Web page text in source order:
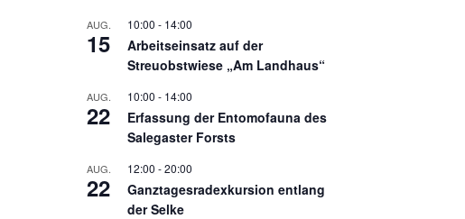
AUG.
15
10:00 - 14:00
Arbeitseinsatz auf der
Streuobstwiese „Am Landhaus“
AUG.
22
10:00 - 14:00
Erfassung der Entomofauna des
Salegaster Forsts
AUG.
22
12:00 -20:00
Ganztagesradexkursion entlang
der Selke